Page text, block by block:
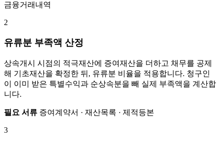
금융거래내역
2
유류분 부족액 산정
상속개시 시점의 적극재산에 증여재산을 더하고 채무를 공제
해 기초재산을 확정한 뒤, 유류분 비율을 적용합니다. 청구인
이 이미 받은 특별수익과 순상속분을 빼 실제 부족액을 계산합
니다.
필요 서류 증여계약서 · 재산목록 · 제적등본
3